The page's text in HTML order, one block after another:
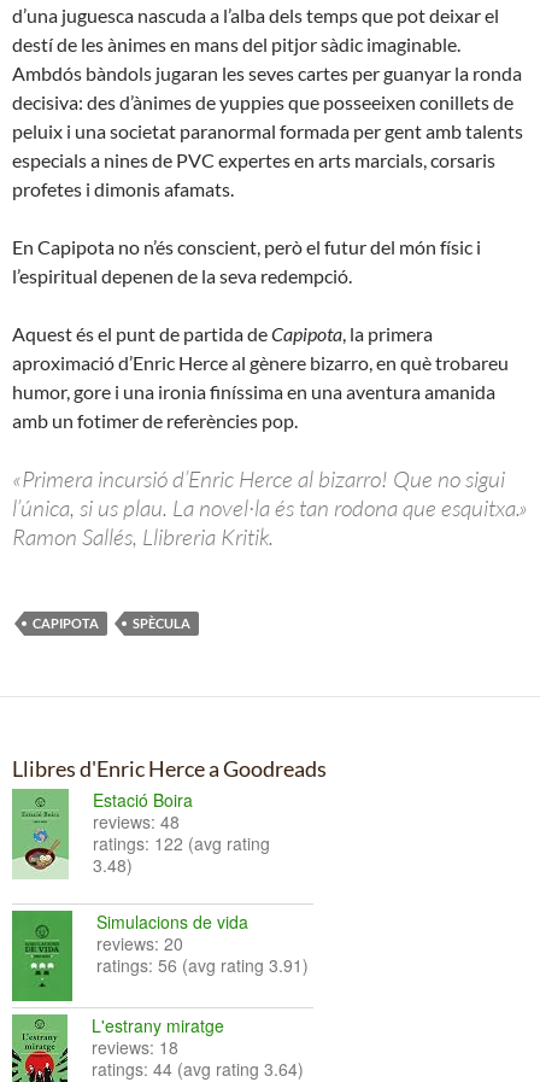
d’una juguesca nascuda a l’alba dels temps que pot deixar el
destí de les ànimes en mans del pitjor sàdic imaginable.
Ambdós bàndols jugaran les seves cartes per guanyar la ronda
decisiva: des d’ànimes de yuppies que posseeixen conillets de
peluix i una societat paranormal formada per gent amb talents
especials a nines de PVC expertes en arts marcials, corsaris
profetes i dimonis afamats.
En Capipota no n’és conscient, però el futur del món físic i
l’espiritual depenen de la seva redempció.
Aquest és el punt de partida deCapipota, la primera
aproximació d’Enric Herce al gènere bizarro, en què trobareu
humor, gore i una ironia finíssima en una aventura amanida
amb un fotimer de referències pop.
«Primera incursió d’Enric Herce al bizarro! Que no sigui
l’única, si us plau. La novel·la és tan rodona que esquitxa.»
Ramon Sallés, Llibreria Kritik.
CAPIPOTA SPÈCULA
Llibres d'Enric Herce a Goodreads
Estació Boira
reviews: 48
ratings: 122 (avg rating
3.48)
Simulacions de vida
reviews: 20
ratings: 56 (avg rating 3.91)
L'estrany miratge
reviews: 18
ratings: 44 (avg rating 3.64)